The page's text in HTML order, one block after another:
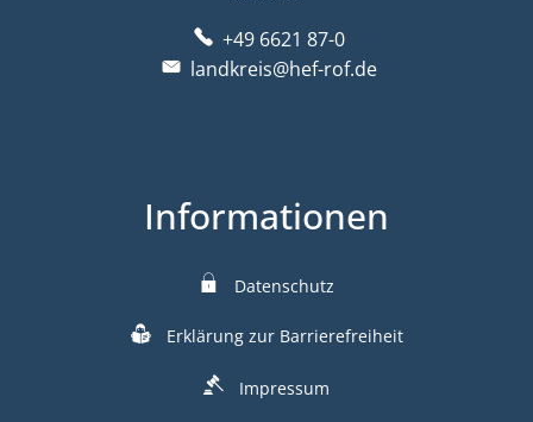
+49 6621 87-0
landkreis@hef-rof.de
Informationen
Datenschutz
Erklärung zur Barrierefreiheit
Impressum